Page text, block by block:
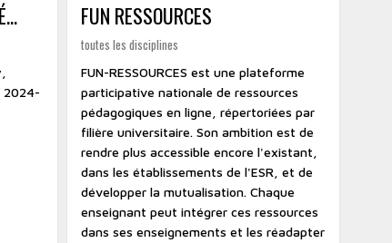
2024-
FUN RESSOURCES
toutes les disciplines
FUN-RESSOURCES est une plateforme
participative nationale de ressources
pédagogiques en ligne, répertoriées par
filière universitaire. Son ambition est de
rendre plus accessible encore l'existant,
dans les établissements de l'ESR, et de
développer la mutualisation. Chaque
enseignant peut intégrer ces ressources
dans ses enseignements et les réadapter